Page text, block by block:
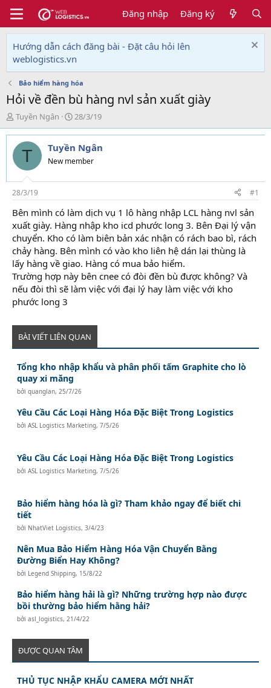
Đăng nhập Đăng ký
Hướng dẫn cách đăng bài - Đặt câu hỏi lên
weblogistics.vn
Bảo hiểm hàng hóa
Hỏi về đền bù hàng nvl sản xuất giày
T
h
r
e
d
s
t
a
r
t
e
r
Tuyền Ngân
N
g
à
y
g
i
28/3/19
T Tuyền Ngân
New member
28/3/19 #1
Bên mình có làm dịch vụ 1 lô hàng nhập LCL hàng nvl sản
xuất giày. Hàng nhập kho icd phước long 3. Bên Đại lý vận
chuyển. Kho có làm biên bản xác nhận có rách bao bì, rách
chảy hàng. Bên mình có vào kho liên hệ dán lại thùng là
lấy hàng về giao. Hàng có mua bảo hiểm.
Trường hợp này bên cnee có đòi đền bù được không? Và
nếu đòi thì sẽ làm việc với đại lý hay làm việc với kho
phước long 3
BÀI VIẾT LIÊN QUAN
Tổng kho nhập khẩu và phân phối tấm Graphite cho lò
quay xi măng
bởiquanglan, 25/7/26
Yêu Cầu Các Loại Hàng Hóa Đặc Biệt Trong Logistics
bởiASL Logistics Marketing,7/5/26
Yêu Cầu Các Loại Hàng Hóa Đặc Biệt Trong Logistics
bởiASL Logistics Marketing,7/5/26
Bảo hiểm hàng hóa là gì? Tham khảo ngay để biết chi
tiết
bởi NhatViet Logistics,3/4/23
Nên Mua Bảo Hiểm Hàng Hóa Vận Chuyển Bằng
Đường Biển Hay Không?
bởi Legend Shipping, 15/8/22
Bảo hiểm hàng hải là gì? Những trường hợp nào được
bồi thường bảo hiểm hằng hải?
bởiasl_logistics, 21/4/22
ĐƯỢC QUAN TÂM
THỦ TỤC NHẬP KHẨU CAMERA MỚI NHẤT